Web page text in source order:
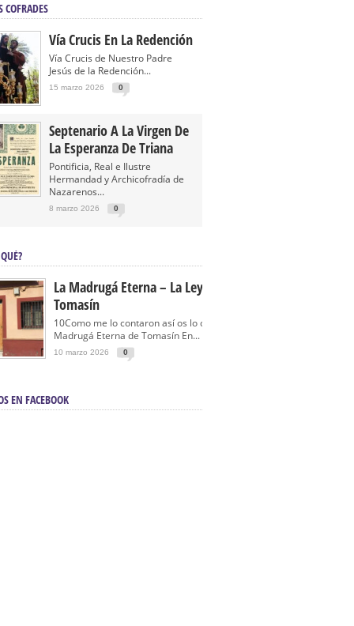
COFRADES
Vía Crucis En La Redención
Vía Crucis de Nuestro Padre
Jesús de la Redención...
15 marzo 2026 0
Septenario A La Virgen De
La Esperanza De Triana
Pontificia, Real e Ilustre
Hermandad y Archicofradía de
Nazarenos...
8 marzo 2026 0
La Madrugá Eterna – La Leyenda De
Tomasín
10Como me lo contaron así os lo cuento… La
Madrugá Eterna de Tomasín En...
10 marzo 2026 0
EN FACEBOOK